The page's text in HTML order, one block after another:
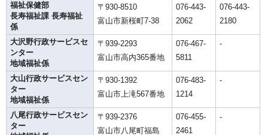
福祉保健部
長寿福祉課 長寿福祉
係
〒930-8510
富山市新桜町7-38
076-443-
2062
076-443-
2180
大沢野行政サービスセ
ンター
地域福祉係
〒939-2293
富山市高内365番地
076-467-
5811
-
大山行政サービスセン
ター
地域福祉係
〒930-1392
富山市上滝567番地
076-483-
1214
-
八尾行政サービスセン
ター
〒939-2376
富山市八尾町福島
076-455-
2461
-